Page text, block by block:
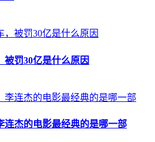
被罚30亿是什么原因
连杰的电影最经典的是哪一部